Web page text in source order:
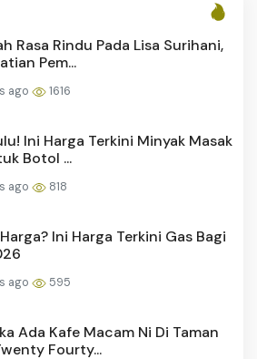
Rasa Rindu Pada Lisa Surihani,
Pem...
ago 1616
Ini Harga Terkini Minyak Masak
Botol ...
ago 818
Ini Harga Terkini Gas Bagi
ago 595
Ada Kafe Macam Ni Di Taman
Fourty...